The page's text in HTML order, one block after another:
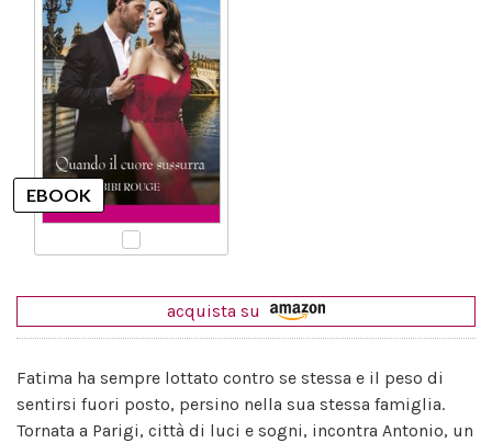
acquista su
Fatima ha sempre lottato contro se stessa e il peso di
sentirsi fuori posto, persino nella sua stessa famiglia.
Tornata a Parigi, città di luci e sogni, incontra Antonio, un